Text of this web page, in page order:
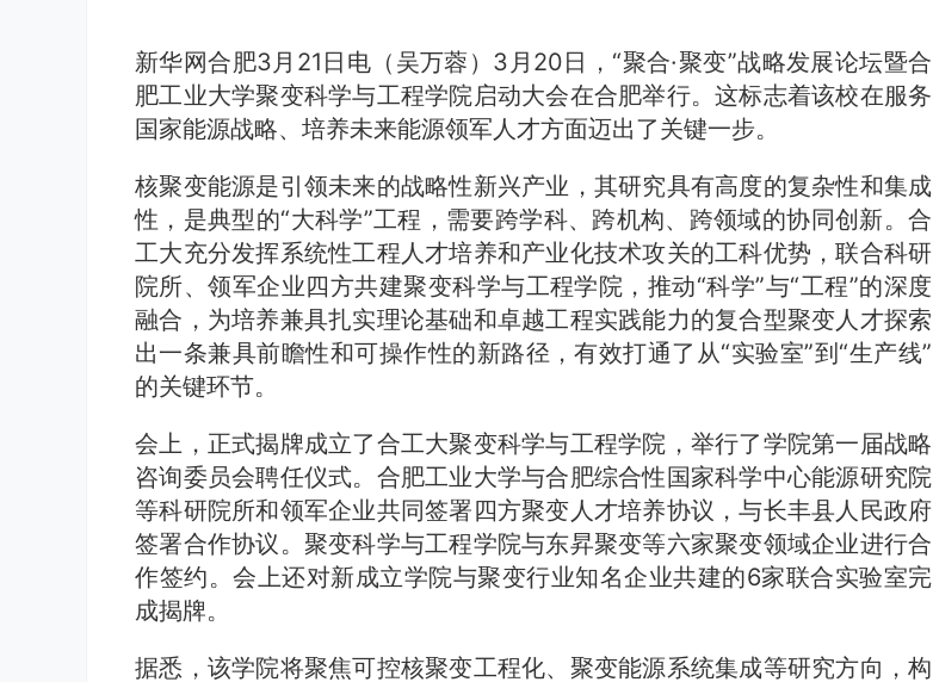
新华网合肥3月21日电（吴万蓉）3月20日，“聚合·聚变”战略发展论坛暨合
肥工业大学聚变科学与工程学院启动大会在合肥举行。这标志着该校在服务
国家能源战略、培养未来能源领军人才方面迈出了关键一步。
核聚变能源是引领未来的战略性新兴产业，其研究具有高度的复杂性和集成
性，是典型的“大科学”工程，需要跨学科、跨机构、跨领域的协同创新。合
工大充分发挥系统性工程人才培养和产业化技术攻关的工科优势，联合科研
院所、领军企业四方共建聚变科学与工程学院，推动“科学”与“工程”的深度
融合，为培养兼具扎实理论基础和卓越工程实践能力的复合型聚变人才探索
出一条兼具前瞻性和可操作性的新路径，有效打通了从“实验室”到“生产线”
的关键环节。
会上，正式揭牌成立了合工大聚变科学与工程学院，举行了学院第一届战略
咨询委员会聘任仪式。合肥工业大学与合肥综合性国家科学中心能源研究院
等科研院所和领军企业共同签署四方聚变人才培养协议，与长丰县人民政府
签署合作协议。聚变科学与工程学院与东昇聚变等六家聚变领域企业进行合
作签约。会上还对新成立学院与聚变行业知名企业共建的6家联合实验室完
成揭牌。
据悉，该学院将聚焦可控核聚变工程化、聚变能源系统集成等研究方向，构